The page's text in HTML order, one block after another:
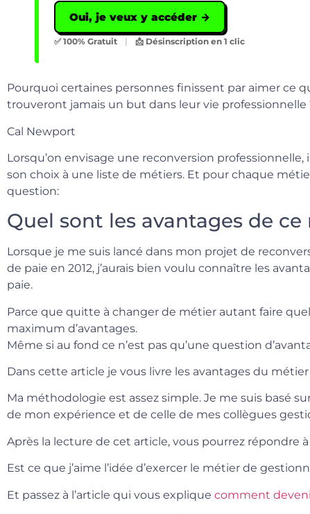
Oui, je veux y accéder →
✅ 100% Gratuit | 📩 Désinscription en 1 clic
Pourquoi certaines personnes finissent par aimer ce
trouveront jamais un but dans leur vie professionnelle
Cal Newport
Lorsqu’on envisage une reconversion
son choix à une liste de métiers. Et pour chaque
question:
Quel sont les avantages de ce
Lorsque je me suis lancé dans mon projet de
de paie en 2012, j’aurais bien voulu connaître les
paie.
Parce que quitte à changer de métier autant faire
maximum d’avantages.
Même si au fond ce n’est pas qu’une question
Dans cette article je vous livre les avantages du
Ma méthodologie est assez simple. Je me suis basé
de mon expérience et de celle de mes collègues
Après la lecture de cet article, vous pourrez répondre
Est ce que j’aime l’idée d’exercer le métier de
Et passez à l’article qui vous explique comment